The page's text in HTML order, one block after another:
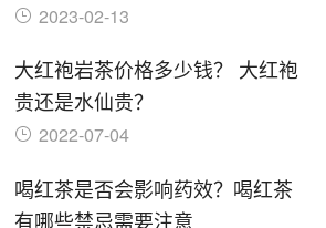
2023-02-13
大红袍岩茶价格多少钱？ 大红袍
贵还是水仙贵？
2022-07-04
喝红茶是否会影响药效？喝红茶
有哪些禁忌需要注意